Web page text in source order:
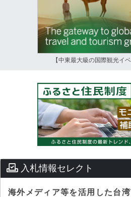
【中東最大級の国際観光イ
入札情報セレクト
海外メディア等を活用した台